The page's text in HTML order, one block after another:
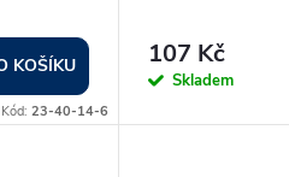
KOŠÍKU
Kód:23-40-14-6
107 Kč
Skladem